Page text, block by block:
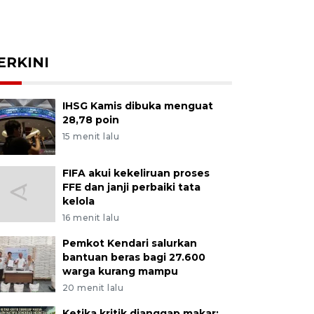
IHSG Kamis dibuka menguat
28,78 poin
15 menit lalu
FIFA akui kekeliruan proses
FFE dan janji perbaiki tata
kelola
16 menit lalu
Pemkot Kendari salurkan
bantuan beras bagi 27.600
warga kurang mampu
20 menit lalu